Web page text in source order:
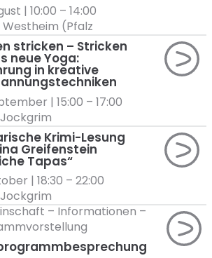
| 10:00 – 14:00
(Pfalz
stricken – Stricken
neue Yoga:
in kreative
| 15:00 – 17:00
Krimi-Lesung
Greifenstein
Tapas“
| 18:30 – 22:00
– Informationen –